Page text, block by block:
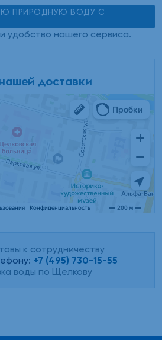
ПРИРОДНУЮ ВОДУ С
удобство нашего сервиса.
доставки
к сотрудничеству
+7 (495) 730-15-55
воды по Щелкову